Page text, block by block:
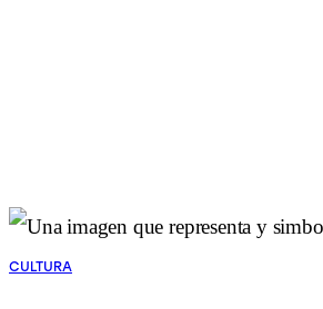
CULTURA